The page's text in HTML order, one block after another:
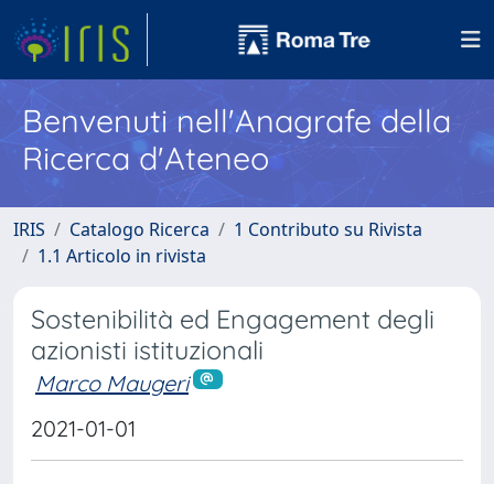
Benvenuti nell'Anagrafe della
Ricerca d'Ateneo
IRIS Catalogo Ricerca
1 Contributo su Rivista
1.1 Articolo in rivista
Sostenibilità ed Engagement degli
azionisti istituzionali
Marco Maugeri
2021-01-01